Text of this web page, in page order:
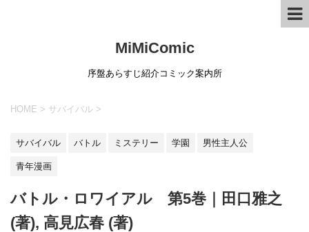
MiMiComic
序盤あらすじ紹介コミック案内所
HOME > サバイバル >
サバイバル バトル ミステリー 学園 男性主人公
青年漫画
バトル・ロワイアル 第5巻｜田口雅之
(著), 高見広春 (著)